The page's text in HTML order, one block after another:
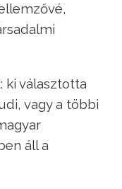
ki választotta
vagy a többi
áll a